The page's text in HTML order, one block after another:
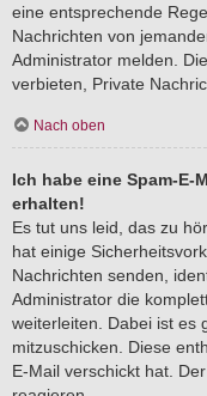
eine entsprechende
Nachrichten von
Administrator melden.
verbieten, Private
Nach oben
Ich habe eine Spam-E-
erhalten!
Es tut uns leid, das zu
hat einige
Nachrichten senden,
Administrator die
weiterleiten. Dabei ist es
mitzuschicken. Diese
E-Mail verschickt hat.